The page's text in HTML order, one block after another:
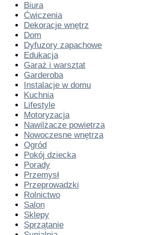
Biura
Ćwiczenia
Dekoracje wnętrz
Dom
Dyfuzory zapachowe
Edukacja
Garaż i warsztat
Garderoba
Instalacje w domu
Kuchnia
Lifestyle
Motoryzacja
Nawilżacze powietrza
Nowoczesne wnętrza
Ogród
Pokój dziecka
Porady
Przemysł
Przeprowadzki
Rolnictwo
Salon
Sklepy
Sprzątanie